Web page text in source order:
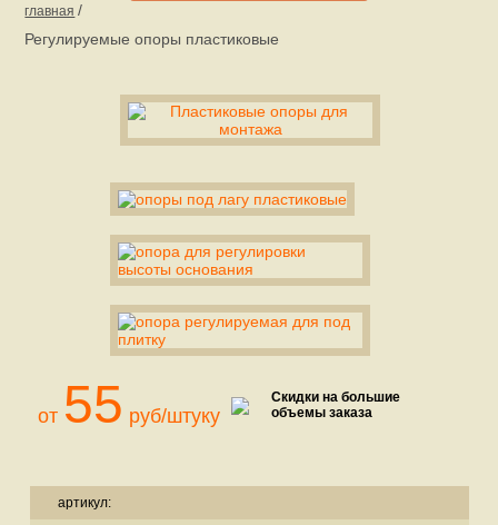
главная /
Регулируемые опоры пластиковые
от 55 руб/штуку
Скидки на большие
объемы заказа
артикул: